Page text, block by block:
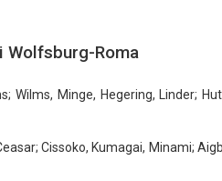
Roma
Wilms, Minge, Hegering, Linder;
Cissoko, Kumagai, Minami;